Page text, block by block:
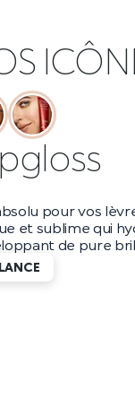
ce mascara
10 heures**
des cils
bout de la